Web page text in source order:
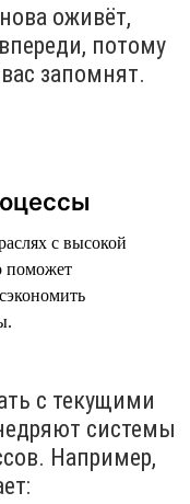
оживёт,
потому
запомнят.
с высокой
поможет
с текущими
системы
Например,